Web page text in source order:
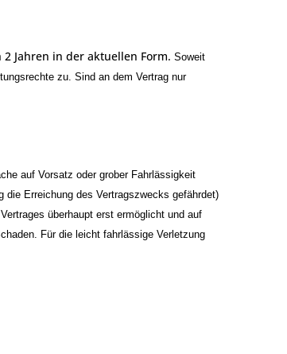
Jahren in der aktuellen Form. Soweit
zu. Sind an dem Vertrag nur
auf Vorsatz oder grober Fahrlässigkeit
Erreichung des Vertragszwecks gefährdet)
überhaupt erst ermöglicht und auf
Für die leicht fahrlässige Verletzung